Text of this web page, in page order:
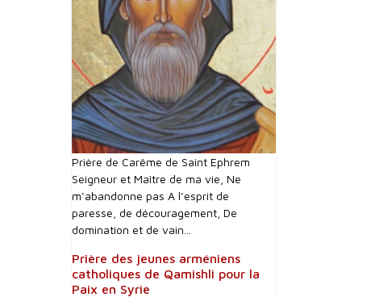
Prière de Carême de Saint Ephrem
Seigneur et Maître de ma vie, Ne
m’abandonne pas A l’esprit de
paresse, de découragement, De
domination et de vain...
Prière des jeunes arméniens
catholiques de Qamishli pour la
Paix en Syrie